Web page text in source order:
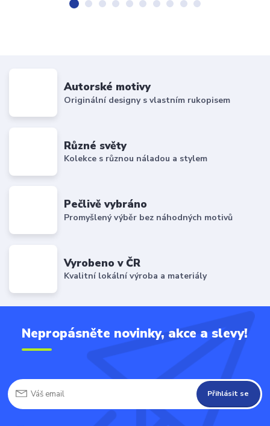
Autorské motivy
Originální designy s vlastním rukopisem
Různé světy
Kolekce s různou náladou a stylem
Pečlivě vybráno
Promyšlený výběr bez náhodných motivů
Vyrobeno v ČR
Kvalitní lokální výroba a materiály
Nepropásněte novinky, akce a slevy!
Přihlásit se